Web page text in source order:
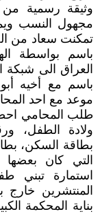
وثيقة رسمية
مجهول النسب
تمكنت سعاد من
باسم بواسطة
العراق الى شبكة
باسم مع أخيه
موعد مع احد
طلب المحامي
ولادة الطفل،
بطاقة السكن،
التي كان
استمارة تبني
المنتشرين
بناية المحكمة